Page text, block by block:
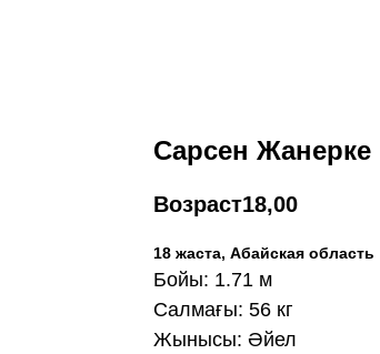
Сарсен Жанерке
Возраст18,00
18 жаста, Абайская область
Бойы: 1.71 м
Салмағы: 56 кг
Жынысы: Әйел